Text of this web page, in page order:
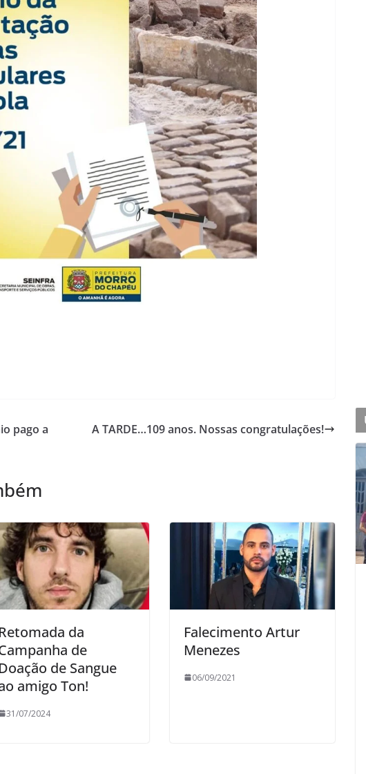
pago a
A TARDE…109 anos. Nossas congratulações!
Retomada da
de
Doação de Sangue
amigo Ton!
31/07/2024
Falecimento Artur
Menezes
06/09/2021